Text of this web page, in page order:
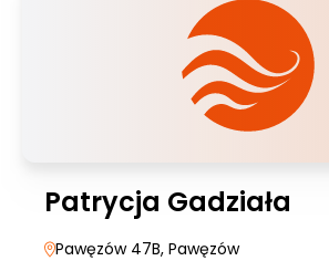
Patrycja Gadziała
Pawęzów 47B, Pawęzów